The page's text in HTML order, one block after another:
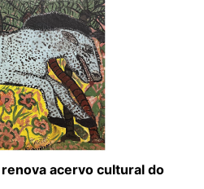
acervo cultural do